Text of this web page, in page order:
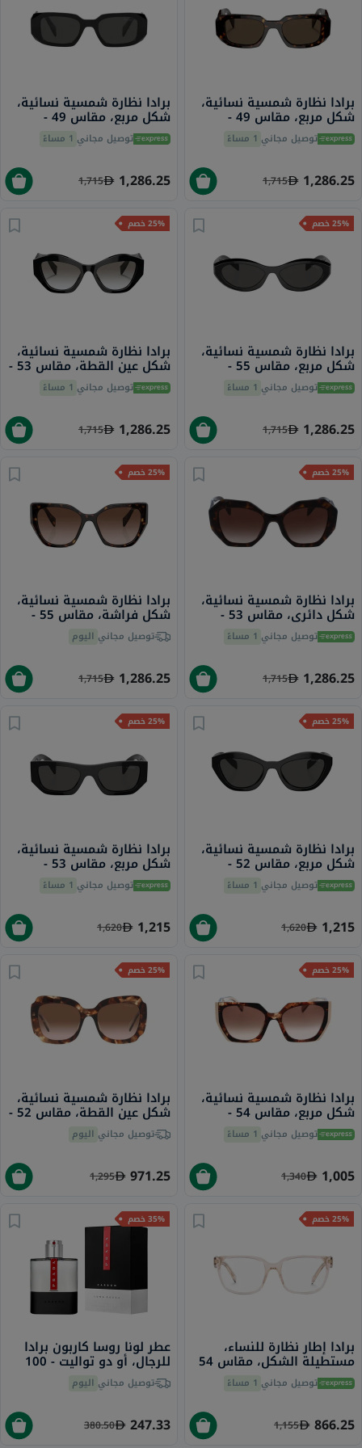
برادا نظارة شمسية نسائية،
شكل مربع، مقاس 49 -
2AU8C1 PR 17WS
توصيل مجاني 1 مساءً
1,286.25
1,715
برادا نظارة شمسية نسائية،
شكل مربع، مقاس 49 -
1AB5S0 PR 17WS
توصيل مجاني 1 مساءً
1,286.25
1,715
25% خصم
برادا نظارة شمسية نسائية،
شكل مربع، مقاس 55 -
16K08Z PR 26ZS
توصيل مجاني 1 مساءً
1,286.25
1,715
25% خصم
برادا نظارة شمسية نسائية،
شكل عين القطة، مقاس 53 -
1AB0A7 PR 07YS
توصيل مجاني 1 مساءً
1,286.25
1,715
25% خصم
برادا نظارة شمسية نسائية،
شكل دائري، مقاس 53 -
2AU6S1 PR 16WS
توصيل مجاني 1 مساءً
1,286.25
1,715
25% خصم
برادا نظارة شمسية نسائية،
شكل فراشة، مقاس 55 -
2AU6S1 PR 19ZS
توصيل مجاني اليوم
1,286.25
1,715
25% خصم
برادا نظارة شمسية نسائية،
شكل مربع، مقاس 52 -
16K08Z PR A02S
توصيل مجاني 1 مساءً
1,215
1,620
25% خصم
برادا نظارة شمسية نسائية،
شكل مربع، مقاس 53 -
16K08Z PR A01S
توصيل مجاني 1 مساءً
1,215
1,620
25% خصم
برادا نظارة شمسية نسائية،
شكل مربع، مقاس 54 -
01R0A6 PR 15WS
توصيل مجاني 1 مساءً
1,005
1,340
25% خصم
برادا نظارة شمسية نسائية،
شكل عين القطة، مقاس 52 -
01R0A6 PR 16YS
توصيل مجاني اليوم
971.25
1,295
25% خصم
برادا إطار نظارة للنساء،
مستطيلة الشكل، مقاس 54
- 15J1O1 PR 17ZV توصيل مجاني 1 مساءً
866.25
1,155
35% خصم
عطر لونا روسا كاربون برادا
للرجال، أو دو تواليت - 100
ملتوصيل مجاني اليوم
247.33
380.50